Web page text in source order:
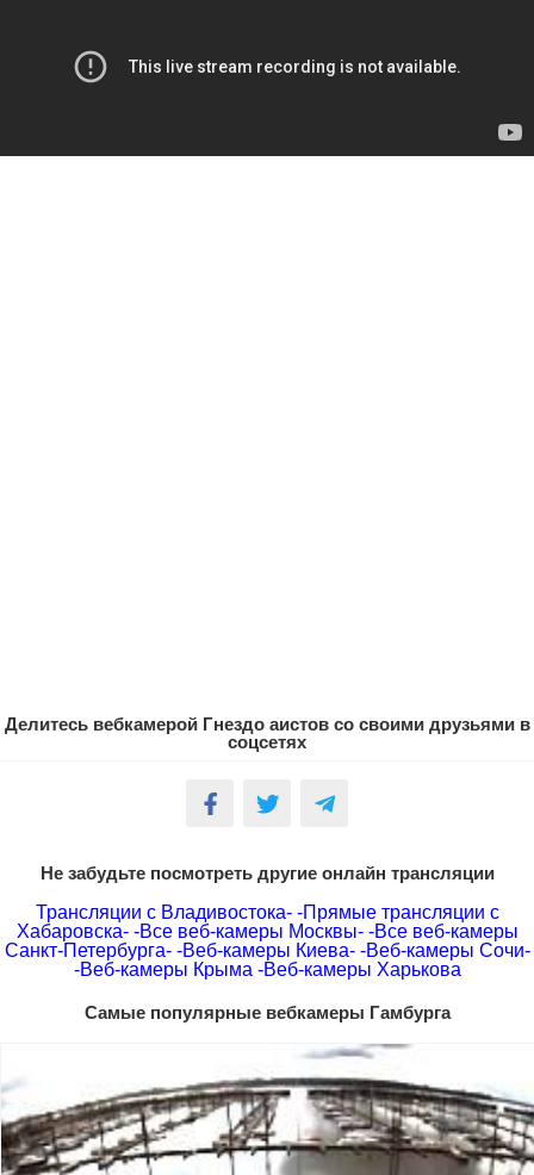
Делитесь вебкамерой Гнездо аистов со своими друзьями в
соцсетях
Не забудьте посмотреть другие онлайн трансляции
Трансляции с Владивостока- -Прямые трансляции с
Хабаровска- -Все веб-камеры Москвы- -Все веб-камеры
Санкт-Петербурга- -Веб-камеры Киева- -Веб-камеры Сочи-
-Веб-камеры Крыма -Веб-камеры Харькова
Самые популярные вебкамеры Гамбурга